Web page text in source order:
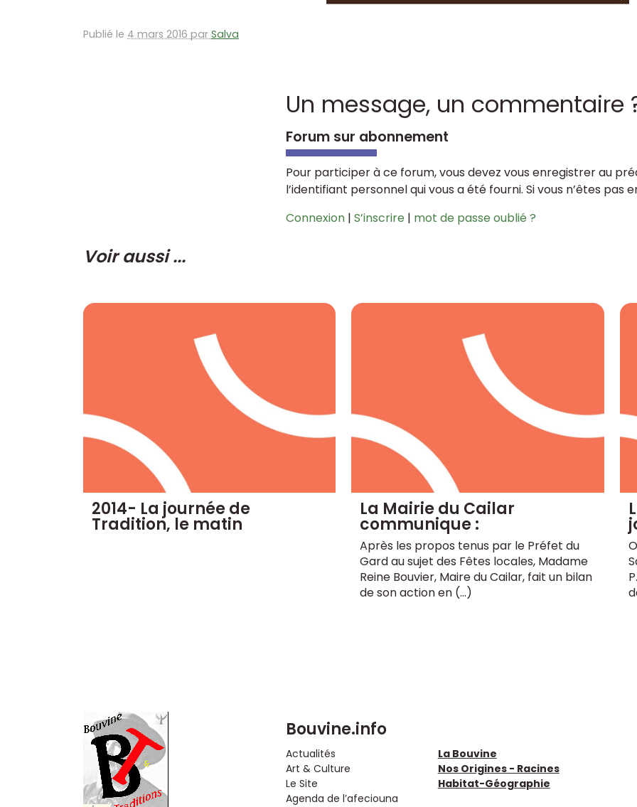
Publié le 4 mars 2016 par Salva
Un message, un commentaire
Forum sur abonnement
Pour participer à ce forum, vous devez vous enregistrer au
l’identifiant personnel qui vous a été fourni. Si vous n’êtes pas
Connexion | S’inscrire | mot de passe oublié ?
Voir aussi ...
2014- La journée de
Tradition, le matin
La Mairie du Cailar
communique :
Après les propos tenus par le Préfet du
Gard au sujet des Fêtes locales, Madame
Reine Bouvier, Maire du Cailar, fait un bilan
de son action en (…)
Bouvine.info
Actualités
Art & Culture
Le Site
Agenda de l’afeciouna
La Bouvine
Nos Origines - Racines
Habitat-Géographie